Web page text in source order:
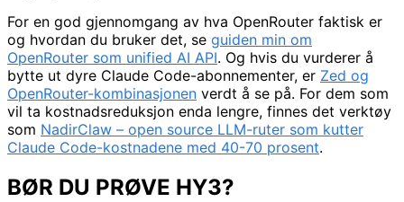
For en god gjennomgang av hva OpenRouter faktisk er
og hvordan du bruker det, se guiden min om
OpenRouter som unified AI API. Og hvis du vurderer å
bytte ut dyre Claude Code-abonnementer, er Zed og
OpenRouter-kombinasjonen verdt å se på. For dem som
vil ta kostnadsreduksjon enda lengre, finnes det verktøy
som NadirClaw – open source LLM-ruter som kutter
Claude Code-kostnadene med 40-70 prosent.
BØR DU PRØVE HY3?